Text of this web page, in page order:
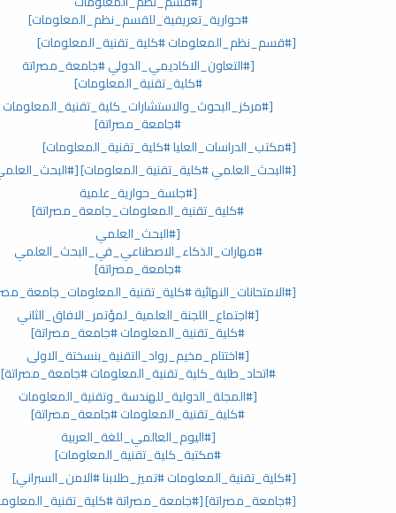
#حوارية_تعريفية_للقسم_نظم_المعلومات]
[#قسم_نظم_المعلومات #كلية_تقنية_المعلومات]
[#التعاون_الاكاديمي_الدولي #جامعة_مصراتة
#كلية_تقنية_المعلومات]
[#مركز_البحوث_والاستشارات_كلية_تقنية_المعلومات
#جامعة_مصراتة]
[#مكتب_الدراسات_العليا #كلية_تقنية_المعلومات]
[#البحث_العلمي #كلية_تقنية_المعلومات]
[#جلسة_حوارية_علمية
#كلية_تقنية_المعلومات_جامعة_مصراتة]
[#البحث_العلمي
#مهارات_الذكاء_الاصطناعي_في_البحث_العلمي
#جامعة_مصراتة]
[#الامتحانات_النهائية
[#اجتماع_اللجنة_العلمية_لمؤتمر_الافاق_الثاني
#كلية_تقنية_المعلومات #جامعة_مصراتة]
[#اختتام_مخيم_رواد_التقنية_بنسختة_الاولى
#اتحاد_طلبة_كلية_تقنية_المعلومات #جامعة_مصراتة]
[#المجلة_الدولية_للهندسة_وتقنية_المعلومات
#كلية_تقنية_المعلومات #جامعة_مصراتة]
[#اليوم_العالمي_للغة_العربية
#مكتبة_كلية_تقنية_المعلومات]
[#كلية_تقنية_المعلومات #تميز_طلابنا #الامن_السبراني]
[#جامعة_مصراتة][#جامعة_مصراتة